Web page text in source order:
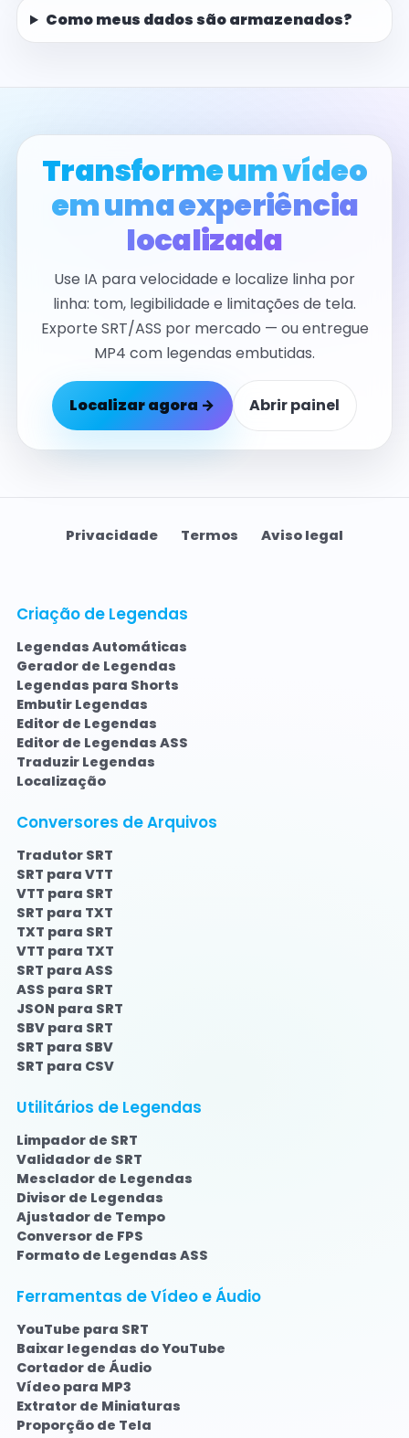
Como meus dados são armazenados?
Transforme um vídeo
em uma experiência
localizada
Use IA para velocidade e localize linha por
linha: tom, legibilidade e limitações de tela.
Exporte SRT/ASS por mercado — ou entregue
MP4 com legendas embutidas.
Localizar agora → Abrir painel
Privacidade Termos Aviso legal
Criação de Legendas
Legendas Automáticas
Gerador de Legendas
Legendas para Shorts
Embutir Legendas
Editor de Legendas
Editor de Legendas ASS
Traduzir Legendas
Localização
Conversores de Arquivos
Tradutor SRT
SRT para VTT
VTT para SRT
SRT para TXT
TXT para SRT
VTT para TXT
SRT para ASS
ASS para SRT
JSON para SRT
SBV para SRT
SRT para SBV
SRT para CSV
Utilitários de Legendas
Limpador de SRT
Validador de SRT
Mesclador de Legendas
Divisor de Legendas
Ajustador de Tempo
Conversor de FPS
Formato de Legendas ASS
Ferramentas de Vídeo e Áudio
YouTube para SRT
Baixar legendas do YouTube
Cortador de Áudio
Vídeo para MP3
Extrator de Miniaturas
Proporção de Tela